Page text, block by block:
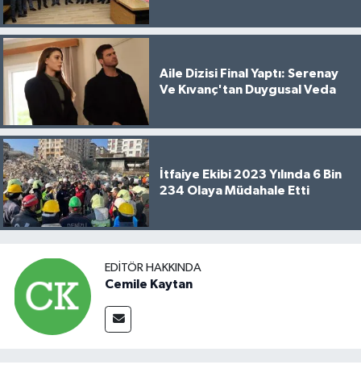
Aile Dizisi Final Yaptı: Serenay
Ve Kıvanç'tan Duygusal Veda
İtfaiye Ekibi 2023 Yılında 6 Bin
234 Olaya Müdahale Etti
EDITÖR HAKKINDA
Cemile Kaytan